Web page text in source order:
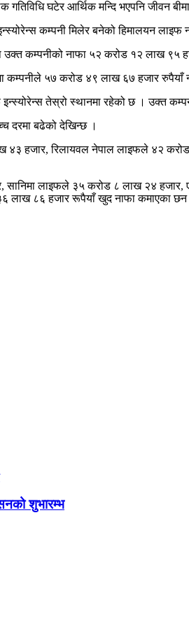
घटेर आर्थिक मन्दि भएपनि जीवन
कम्पनी मिलेर बनेको हिमालयन लाइफ
उक्त कम्पनीको नाफा ५२ करोड १२ लाख ९५
कम्पनीले ५७ करोड ४९ लाख ६७ हजार
तेस्रो स्थानमा रहेको छ । उक्त
दरमा बढेको देखिन्छ ।
४३ हजार, रिलायवल नेपाल लाइफले ४२
सानिमा लाइफले ३५ करोड ८ लाख २४
लाख ८६ हजार रूपैयाँ खुद नाफा कमाएका
शुभारम्भ